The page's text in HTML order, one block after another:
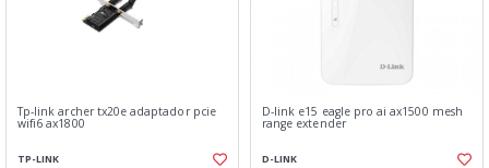
Tp-link archer tx20e adaptador pcie
wifi6 ax1800
TP-LINK
D-link e15 eagle pro ai ax1500 mesh
range extender
D-LINK